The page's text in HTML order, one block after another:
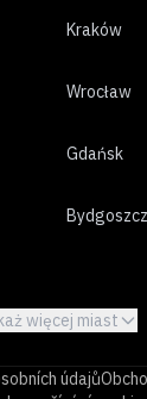
Kraków
Wrocław
Gdańsk
Bydgoszcz
Gdynia
więcej miast
údajů